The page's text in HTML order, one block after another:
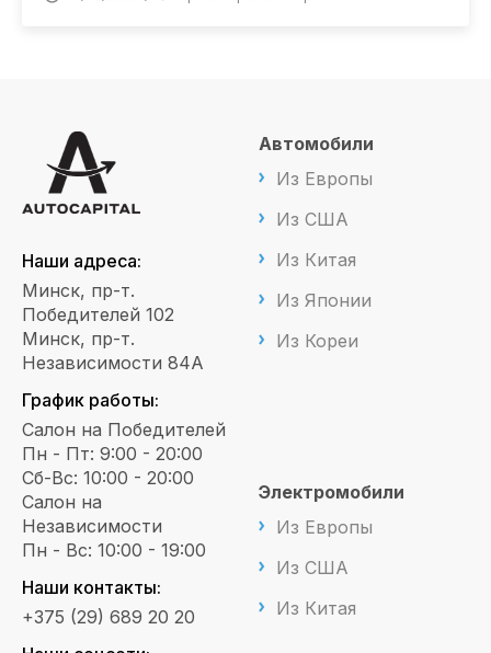
Наши адреса:
Минск, пр-т.
Победителей 102
Минск, пр-т.
Независимости 84А
График работы:
Салон на Победителей
Пн - Пт: 9:00 - 20:00
Сб-Вс: 10:00 - 20:00
Салон на
Независимости
Пн - Вс: 10:00 - 19:00
Наши контакты:
+375 (29) 689 20 20
Автомобили
Из Европы
Из США
Из Китая
Из Японии
Из Кореи
Электромобили
Из Европы
Из США
Из Китая